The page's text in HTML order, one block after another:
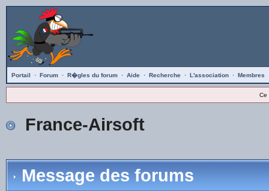
Portail · Forum · R�gles du forum · Aide · Recherche · L'association · Membres
Ce
France-Airsoft
Message des forums